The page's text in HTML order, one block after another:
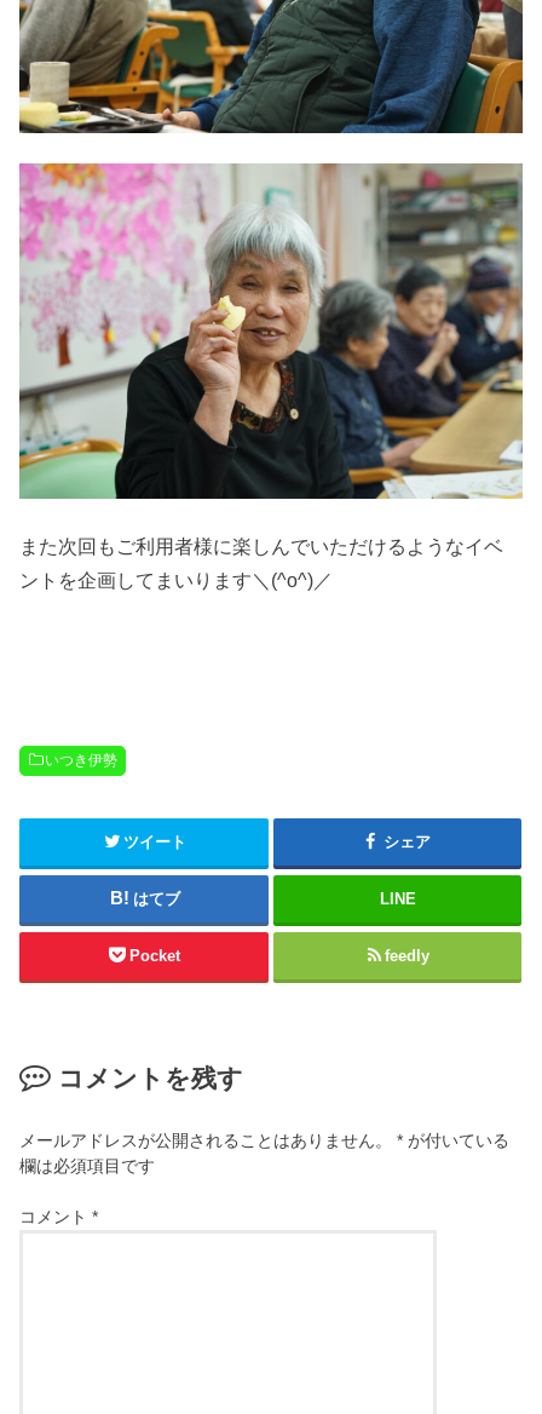
また次回もご利用者様に楽しんでいただけるようなイベ
ントを企画してまいります＼(^o^)／
いつき伊勢
ツイート シェア
はてブ LINE
Pocket feedly
コメントを残す
メールアドレスが公開されることはありません。 * が付いている
欄は必須項目です
コメント*